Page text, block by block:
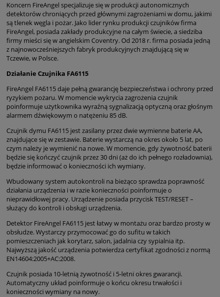
Koncern FireAngel specjalizuje się w produkcji autonomicznych
detektorów chroniących przed głównymi zagrożeniami w domu, jakimi
są tlenek węgla i pożar. Jako lider rynku produkcji czujników firma
FireAngel, posiada zakłady produkcyjne na całym świecie, a siedziba
firmy mieści się w angielskim Coventry. Od 2018 r. firma posiada jedną
z najnowocześniejszych fabryk produkcyjnych znajdującą się w
Tczewie, w Polsce.
Działanie Czujnika FA6115
FireAngel FA6115 daje pełną gwarancję bezpieczeństwa i ochrony przed
ryzykiem pożaru. W momencie wykrycia zagrożenia czujnik
poinformuje użytkownika wyraźną sygnalizacją optyczną oraz głośnym
alarmem dźwiękowym o natężeniu 85 dB.
Czujnik dymu FA6115 jest zasilany przez dwie wymienne baterie AA,
znajdujące się w zestawie. Baterie wystarczą na okres około 5 lat, po
czym należy je wymienić na nowe. W momencie, gdy żywotność baterii
będzie się kończyć czujnik przez 30 dni (aż do ich pełnego rozładownia),
będzie informować o konieczności ich wymiany.
Wbudowany system autokontroli na bieżąco sprawdza poprawność
działania urządzenia i w razie konieczności poinformuje o
nieprawidłowej pracy. Urządzenie posiada przycisk TEST/RESET –
służący do kontroli i obsługi urządzenia.
Detektor FireAngel FA6115 jest łatwy w montażu oraz bardzo prosty w
obsłudze. Wystarczy przymocować go do sufitu w takich
pomieszczeniach jak korytarz, salon, jadalnia czy sypialnia itp.
Najwyższą jakość urządzenia potwierdza certyfikat zgodności z normą
EN14604:2005+AC:2008.
Czujnik posiada 10-letnią żywotność i 5-letni okres gwarancji.
Automatyczny układ poinformuje o końcu okresu trwałości i
konieczności wymiany na nowy.